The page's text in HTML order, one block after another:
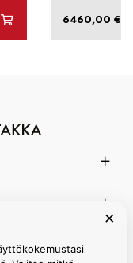
6460,00 €
×